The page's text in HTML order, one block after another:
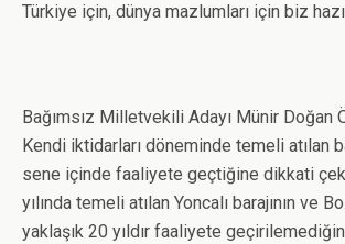
Türkiye için, dünya mazlumları için biz
Bağımsız Milletvekili Adayı Münir Doğan
Kendi iktidarları döneminde temeli atılan
sene içinde faaliyete geçtiğine dikkati
yılında temeli atılan Yoncalı barajının ve
yaklaşık 20 yıldır faaliyete